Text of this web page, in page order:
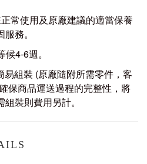
常使用及原廠建議的適當保養
務。
4-6週。
組裝 (原廠隨附所需零件，客
保商品運送過程的完整性，將
裝則費用另計。